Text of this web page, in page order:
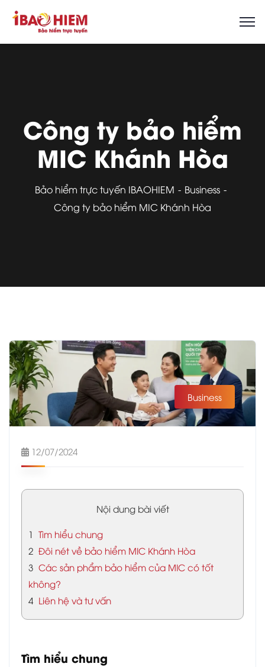
Công ty bảo hiểm
MIC Khánh Hòa
Bảo hiểm trực tuyến IBAOHIEM
Business
Công ty bảo hiểm MIC Khánh Hòa
Business
12/07/2024
Nội dung bài viết
1 Tìm hiểu chung
2 Đôi nét về bảo hiểm MIC Khánh Hòa
3 Các sản phẩm bảo hiểm của MIC có tốt
không?
4 Liên hệ và tư vấn
Tìm hiểu chung